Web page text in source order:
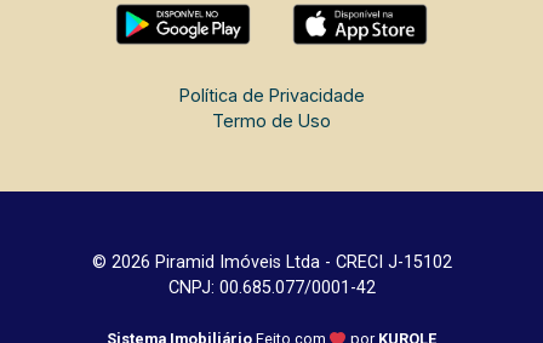
Política de Privacidade
Termo de Uso
© 2026 Piramid Imóveis Ltda - CRECI J-15102
CNPJ: 00.685.077/0001-42
Sistema Imobiliário Feito com por KUROLE